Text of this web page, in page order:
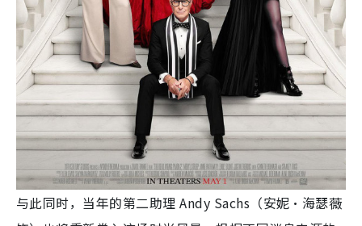
与此同时，当年的第二助理 Andy Sachs（安妮·海瑟薇